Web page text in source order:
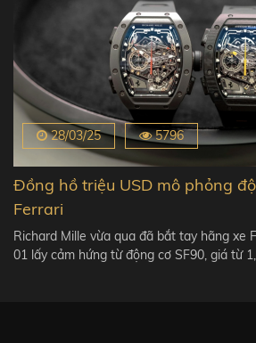
28/03/25 5796
Đồng hồ triệu USD mô phỏng
Ferrari
Richard Mille vừa qua đã bắt tay hãng xe
01 lấy cảm hứng từ động cơ SF90, giá từ